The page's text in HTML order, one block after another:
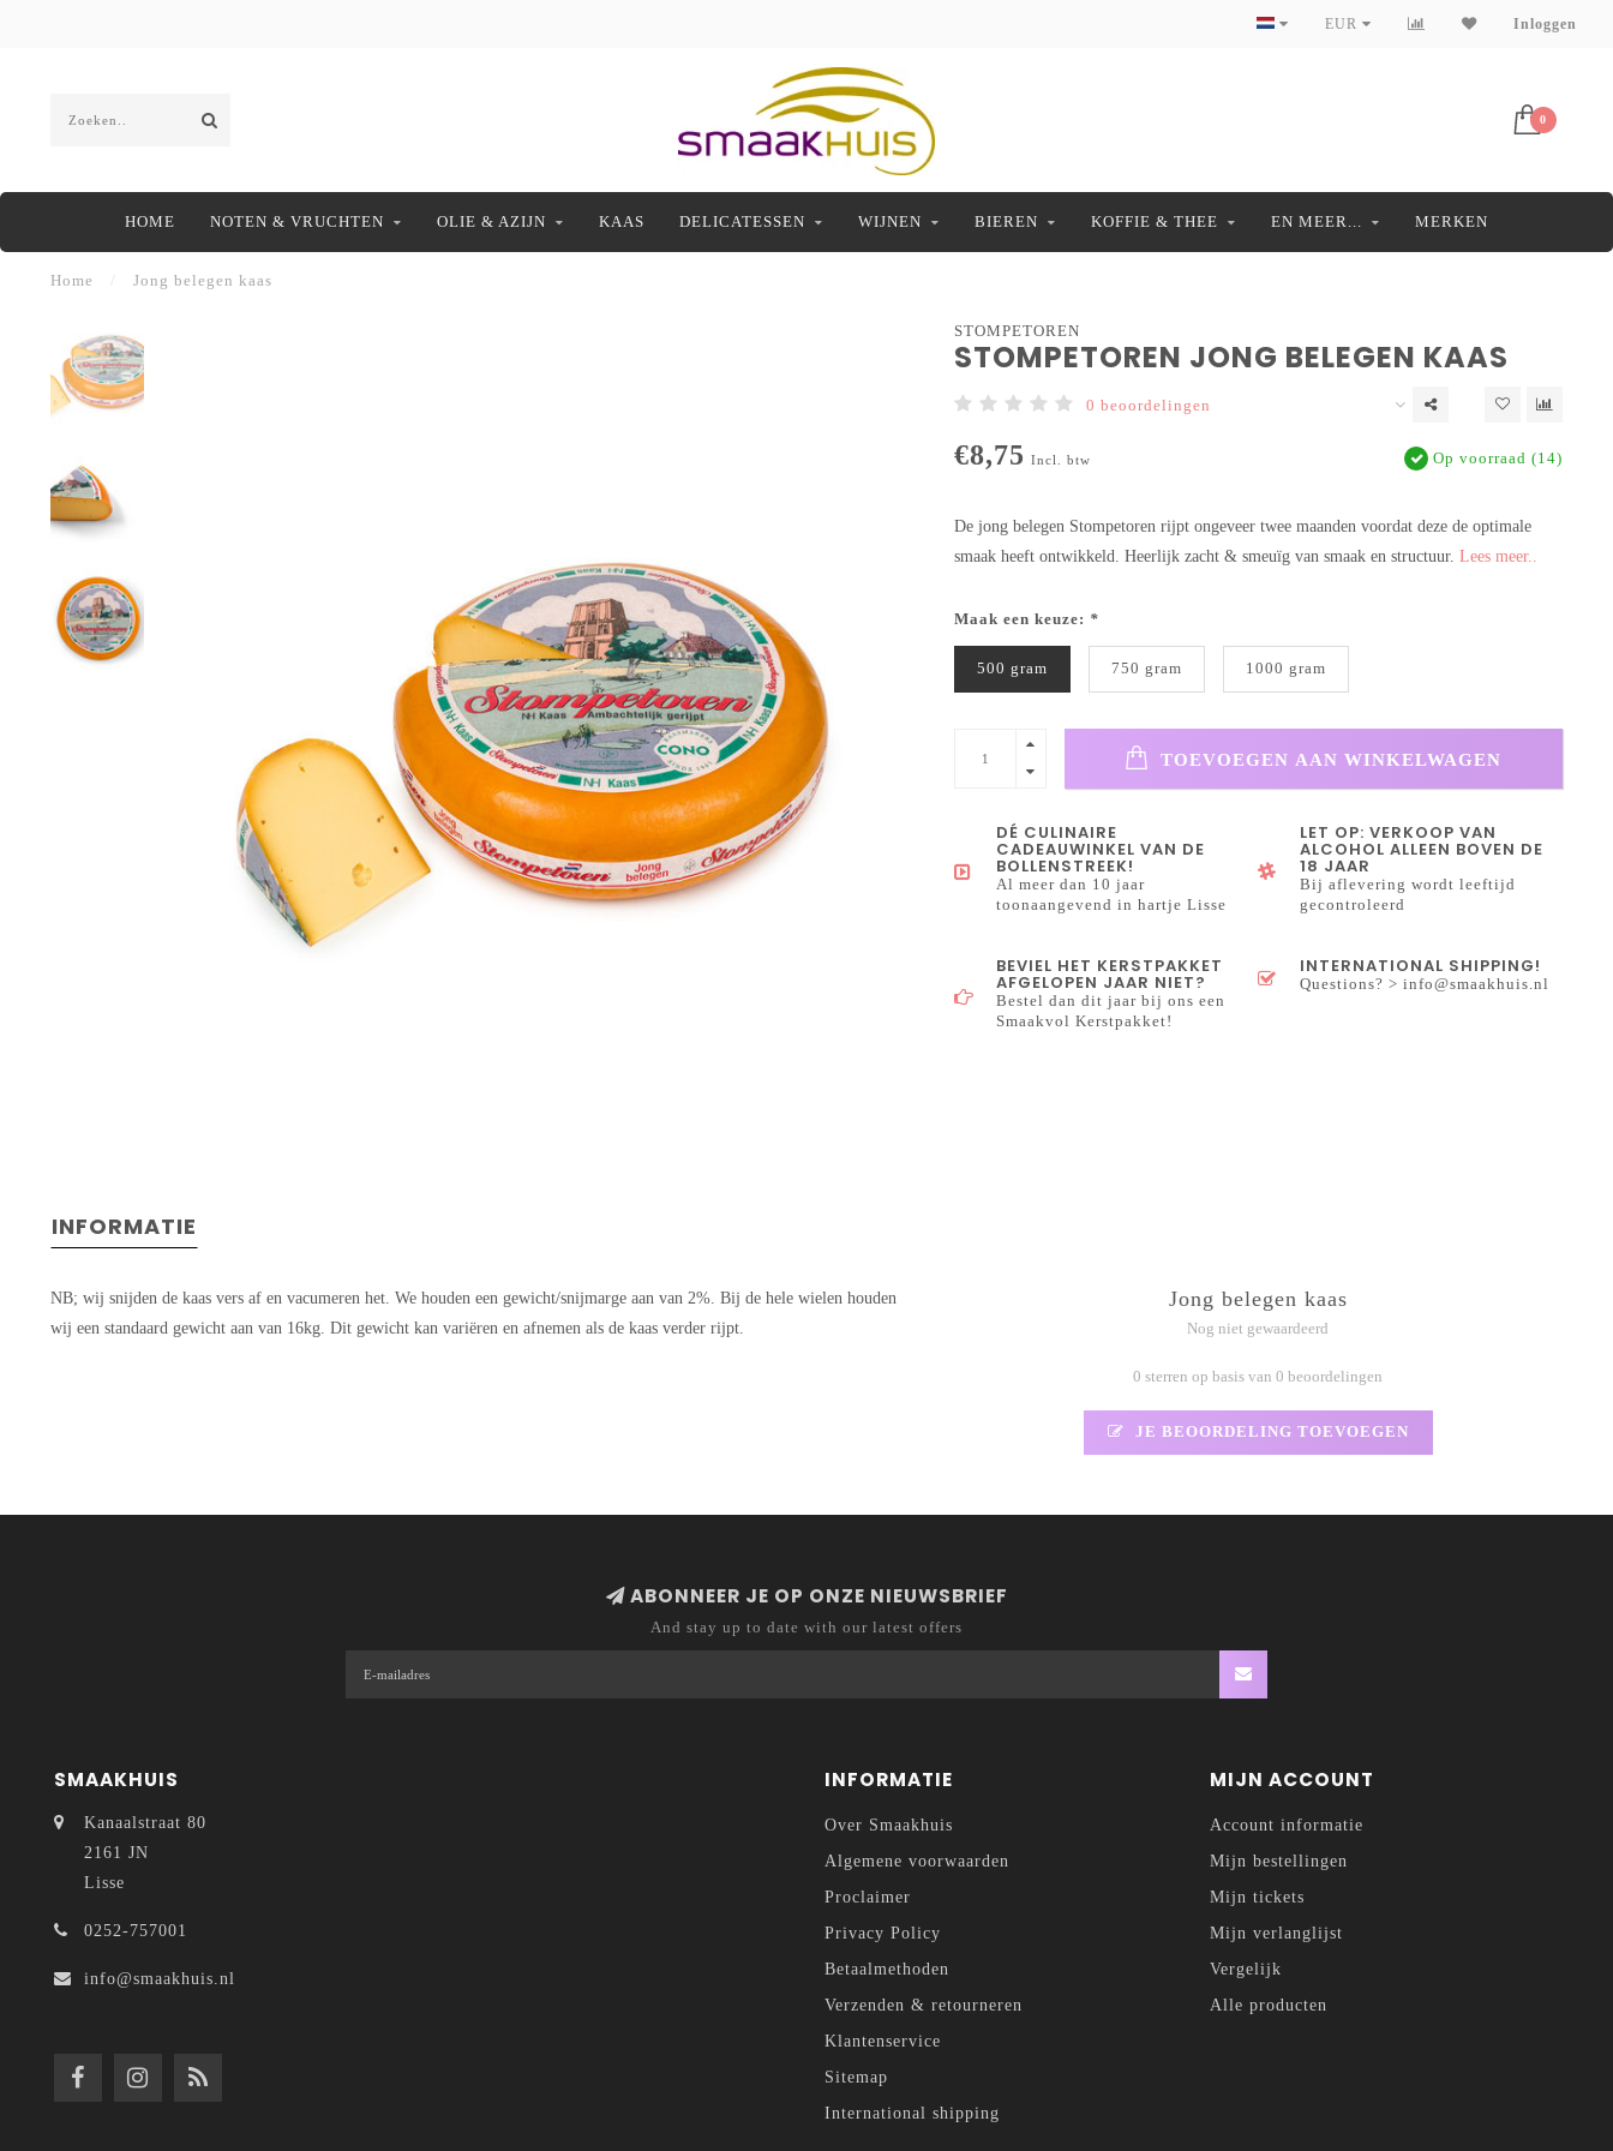
EUR Inloggen
0
HOME NOTEN & VRUCHTEN OLIE & AZIJN KAAS DELICATESSEN WIJNEN BIEREN KOFFIE & THEE EN MEER... MERKEN
Home Jong belegen kaas
STOMPETOREN
STOMPETOREN JONG BELEGEN KAAS
0 beoordelingen
€8,75 Incl. btw Op voorraad (14)
De jong belegen Stompetoren rijpt ongeveer twee maanden voordat deze de optimale
smaak heeft ontwikkeld. Heerlijk zacht & smeuïg van smaak en structuur. Lees meer..
Maak een keuze: *
500 gram 750 gram 1000 gram
TOEVOEGEN AAN WINKELWAGEN
DÉ CULINAIRE
CADEAUWINKEL VAN DE
BOLLENSTREEK!
Al meer dan 10 jaar
toonaangevend in hartje Lisse
LET OP: VERKOOP VAN
ALCOHOL ALLEEN BOVEN DE
18 JAAR
Bij aflevering wordt leeftijd
gecontroleerd
BEVIEL HET KERSTPAKKET
AFGELOPEN JAAR NIET?
Bestel dan dit jaar bij ons een
Smaakvol Kerstpakket!
INTERNATIONAL SHIPPING!
Questions? >info@smaakhuis.nl
INFORMATIE
NB; wij snijden de kaas vers af en vacumeren het. We houden een gewicht/snijmarge aan van 2%. Bij de hele wielen houden
wij een standaard gewicht aan van 16kg. Dit gewicht kan variëren en afnemen als de kaas verder rijpt.
Jong belegen kaas
Nog niet gewaardeerd
0 sterren op basis van 0 beoordelingen
JE BEOORDELING TOEVOEGEN
ABONNEER JE OP ONZE NIEUWSBRIEF
And stay up to date with our latest offers
SMAAKHUIS
Kanaalstraat 80
2161 JN
Lisse
0252-757001
info@smaakhuis.nl
INFORMATIE
Over Smaakhuis
Algemene voorwaarden
Proclaimer
Privacy Policy
Betaalmethoden
Verzenden & retourneren
Klantenservice
Sitemap
International shipping
MIJN ACCOUNT
Account informatie
Mijn bestellingen
Mijn tickets
Mijn verlanglijst
Vergelijk
Alle producten